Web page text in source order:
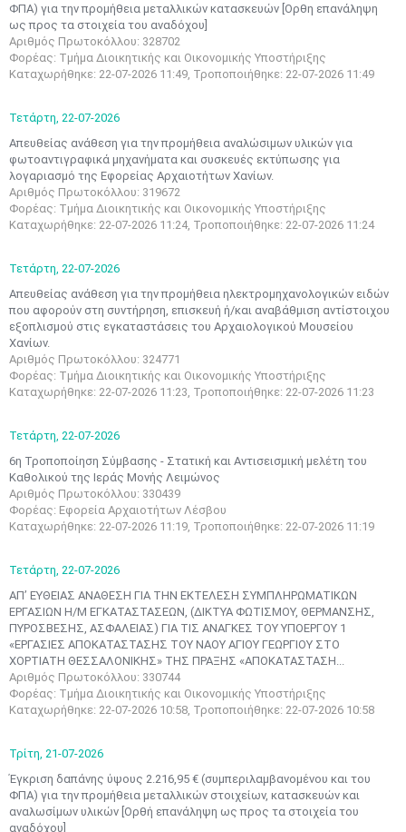
ΦΠΑ) για την προμήθεια μεταλλικών κατασκευών [Ορθη επανάληψη
ως προς τα στοιχεία του αναδόχου]
Αριθμός Πρωτοκόλλου: 328702
Φορέας: Τμήμα Διοικητικής και Οικονομικής Υποστήριξης
Καταχωρήθηκε: 22-07-2026 11:49, Τροποποιήθηκε: 22-07-2026 11:49
Τετάρτη, 22-07-2026
Απευθείας ανάθεση για την προμήθεια αναλώσιμων υλικών για
φωτοαντιγραφικά μηχανήματα και συσκευές εκτύπωσης για
λογαριασμό της Εφορείας Αρχαιοτήτων Χανίων.
Αριθμός Πρωτοκόλλου: 319672
Φορέας: Τμήμα Διοικητικής και Οικονομικής Υποστήριξης
Καταχωρήθηκε: 22-07-2026 11:24, Τροποποιήθηκε: 22-07-2026 11:24
Τετάρτη, 22-07-2026
Απευθείας ανάθεση για την προμήθεια ηλεκτρομηχανολογικών ειδών
που αφορούν στη συντήρηση, επισκευή ή/και αναβάθμιση αντίστοιχου
εξοπλισμού στις εγκαταστάσεις του Αρχαιολογικού Μουσείου
Χανίων.
Αριθμός Πρωτοκόλλου: 324771
Φορέας: Τμήμα Διοικητικής και Οικονομικής Υποστήριξης
Καταχωρήθηκε: 22-07-2026 11:23, Τροποποιήθηκε: 22-07-2026 11:23
Τετάρτη, 22-07-2026
6η Τροποποίηση Σύμβασης - Στατική και Αντισεισμική μελέτη του
Καθολικού της Ιεράς Μονής Λειμώνος
Αριθμός Πρωτοκόλλου: 330439
Φορέας: Εφορεία Αρχαιοτήτων Λέσβου
Καταχωρήθηκε: 22-07-2026 11:19, Τροποποιήθηκε: 22-07-2026 11:19
Τετάρτη, 22-07-2026
ΑΠ’ ΕΥΘΕΙΑΣ ΑΝΑΘΕΣΗ ΓΙΑ ΤΗΝ ΕΚΤΕΛΕΣΗ ΣΥΜΠΛΗΡΩΜΑΤΙΚΩΝ
ΕΡΓΑΣΙΩΝ Η/Μ ΕΓΚΑΤΑΣΤΑΣΕΩΝ, (ΔΙΚΤΥΑ ΦΩΤΙΣΜΟΥ, ΘΕΡΜΑΝΣΗΣ,
ΠΥΡΟΣΒΕΣΗΣ, ΑΣΦΑΛΕΙΑΣ) ΓΙΑ ΤΙΣ ΑΝΑΓΚΕΣ ΤΟΥ ΥΠΟΕΡΓΟΥ 1
«ΕΡΓΑΣΙΕΣ ΑΠΟΚΑΤΑΣΤΑΣΗΣ ΤΟΥ ΝΑΟΥ ΑΓΙΟΥ ΓΕΩΡΓΙΟΥ ΣΤΟ
ΧΟΡΤΙΑΤΗ ΘΕΣΣΑΛΟΝΙΚΗΣ» ΤΗΣ ΠΡΑΞΗΣ «ΑΠΟΚΑΤΑΣΤΑΣΗ...
Αριθμός Πρωτοκόλλου: 330744
Φορέας: Τμήμα Διοικητικής και Οικονομικής Υποστήριξης
Καταχωρήθηκε: 22-07-2026 10:58, Τροποποιήθηκε: 22-07-2026 10:58
Τρίτη, 21-07-2026
Έγκριση δαπάνης ύψους 2.216,95 € (συμπεριλαμβανομένου και του
ΦΠΑ) για την προμήθεια μεταλλικών στοιχείων, κατασκευών και
αναλωσίμων υλικών [Ορθή επανάληψη ως προς τα στοιχεία του
αναδόχου]